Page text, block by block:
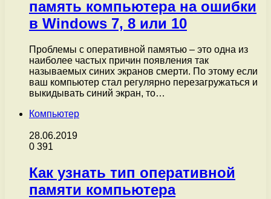
память компьютера на ошибки
в Windows 7, 8 или 10
Проблемы с оперативной памятью – это одна из
наиболее частых причин появления так
называемых синих экранов смерти. По этому если
ваш компьютер стал регулярно перезагружаться и
выкидывать синий экран, то…
Компьютер
28.06.2019
0 391
Как узнать тип оперативной
памяти компьютера